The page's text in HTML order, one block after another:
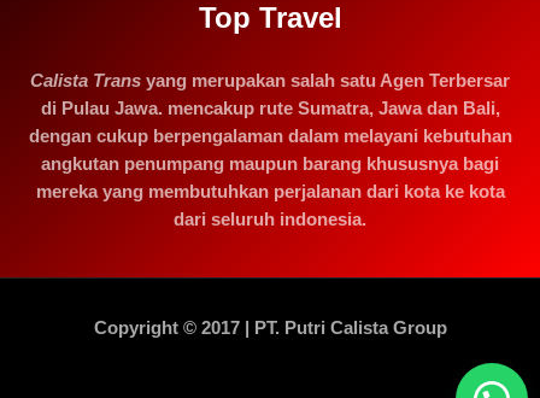
Top Travel
Calista Trans yang merupakan salah satu Agen Terbersar
di Pulau Jawa. mencakup rute Sumatra, Jawa dan Bali,
dengan cukup berpengalaman dalam melayani kebutuhan
angkutan penumpang maupun barang khususnya bagi
mereka yang membutuhkan perjalanan dari kota ke kota
dari seluruh indonesia.
Copyright © 2017 | PT. Putri Calista Group